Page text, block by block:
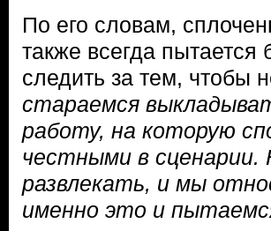
По его словам,
также всегда пытается
следить за тем, чтобы
стараемся
работу, на которую
честными в
развлекать, и мы
именно это и